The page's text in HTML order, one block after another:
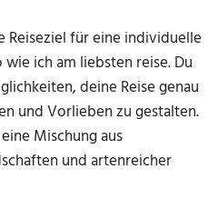
Reiseziel für eine individuelle
wie ich am liebsten reise. Du
deine Reise genau
und Vorlieben zu gestalten.
Mischung aus
und artenreicher